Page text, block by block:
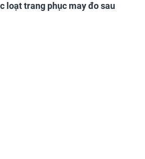
loạt trang phục may đo sau